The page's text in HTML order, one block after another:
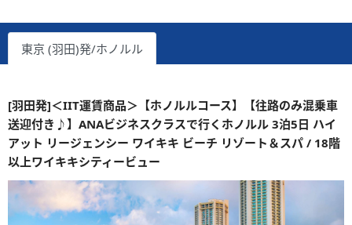
東京 (羽田)発/ホノルル
[羽田発]＜IIT運賃商品＞【ホノルルコース】【往路のみ混乗車
送迎付き♪】ANAビジネスクラスで行くホノルル 3泊5日 ハイ
アット リージェンシー ワイキキ ビーチ リゾート＆スパ / 18階
以上ワイキキシティービュー